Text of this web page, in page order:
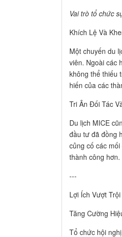
Vai trò tổ chức
Khích Lệ Và
Một chuyến du
viên. Ngoài các
không thể thiếu
hiến của các
Tri Ân Đối Tác
Du lịch MICE
đầu tư đã đồng
củng cố các
thành công hơn.
---
Lợi Ích Vượt
Tăng Cường
Tổ chức hội